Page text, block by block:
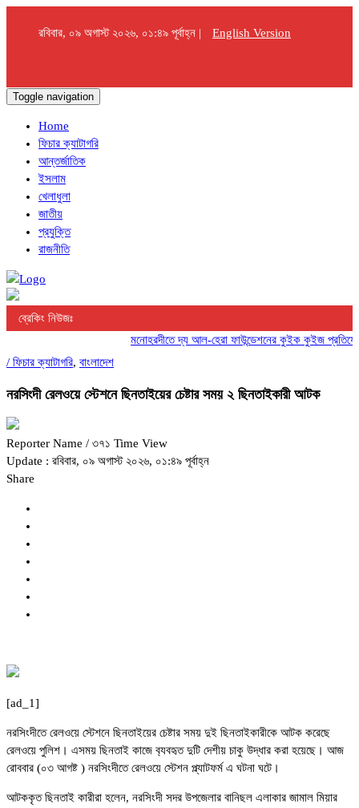
রবিবার, ০৯ অগাস্ট ২০২৬, ০১:৪৯ পূর্বাহ্ন | English Version
Toggle navigation
Home
ফিচার ক্যাটাগরি
আন্তর্জাতিক
ইসলাম
খেলাধুলা
জাতীয়
প্রযুক্তি
রাজনীতি
ব্রেকিং নিউজঃ
মনোহরদীতে দ্য আল-হেরা ফাউন্ডেশনের কুইক কুইজ
/ ফিচার ক্যাটাগরি, বাংলাদেশ
নরসিংদী রেলওয়ে স্টেশনে ছিনতাইয়ের চেষ্টার সময় ২ ছিনতাইকারী আটক
Reporter Name / ৩৭১ Time View
Update : রবিবার, ০৯ অগাস্ট ২০২৬, ০১:৪৯ পূর্বাহ্ন
Share
[ad_1]
নরসিংদীতে রেলওয়ে স্টেশনে ছিনতাইয়ের চেষ্টার সময় দুই ছিনতাইকারীকে আটক করেছে
রেলওয়ে পুলিশ। এসময় ছিনতাই কাজে ব‍্যবহৃত দুটি দেশীয় চাকু উদ্ধার করা হয়েছে। আজ
রোববার (০৩ আগষ্ট ) নরসিংদীতে রেলওয়ে স্টেশন প্ল্যাটফর্ম এ ঘটনা ঘটে।
আটককৃত ছিনতাই কারীরা হলেন, নরসিংদী সদর উপজেলার বানিছল এলাকার জামাল মিয়ার